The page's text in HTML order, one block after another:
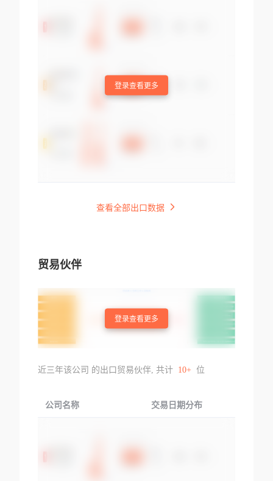
登录查看更多
查看全部出口数据
贸易伙伴
登录查看更多
近三年该公司 的出口贸易伙伴, 共计 10+ 位
公司名称 交易日期分布